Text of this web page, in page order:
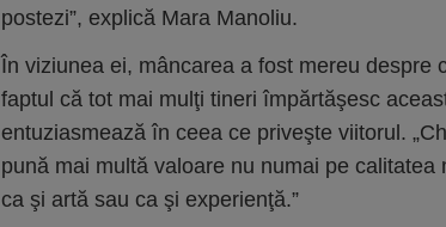
postezi”, explică Mara Manoliu.
În viziunea ei, mâncarea a fost mereu despre
faptul că tot mai mulţi tineri împărtăşesc
entuziasmează în ceea ce priveşte viitorul.
pună mai multă valoare nu numai pe calitatea
ca şi artă sau ca şi experienţă.”